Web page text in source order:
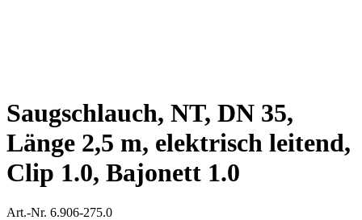
Saugschlauch, NT, DN 35,
Länge 2,5 m, elektrisch leitend,
Clip 1.0, Bajonett 1.0
Art.-Nr. 6.906-275.0